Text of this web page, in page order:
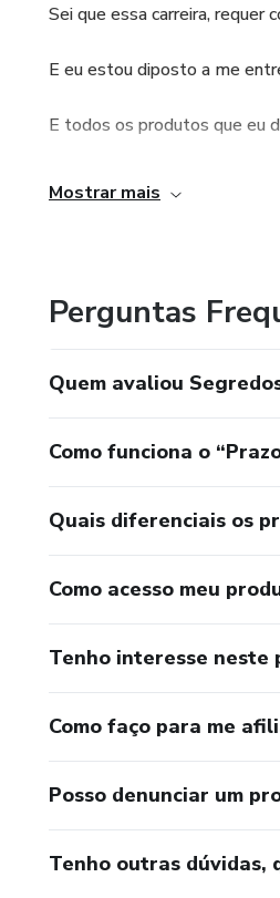
Sei que essa carreira, requer
E eu estou diposto a me
E todos os produtos que eu
Porque eu jamais divulgarei
Mostrar mais
Perguntas
Quem avaliou
Como funciona o
Quais diferenciais os
Como acesso meu
Tenho interesse neste
Como faço para me
Posso denunciar um
Tenho outras dúvidas,